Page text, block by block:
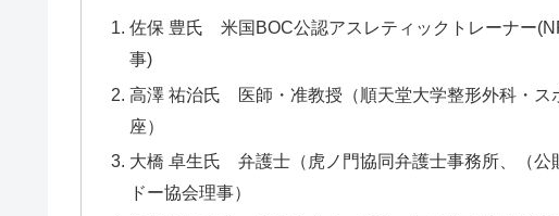
佐保 豊氏 米国BOC公認アスレティックトレーナー
事)
高澤 祐治氏 医師・准教授（順天堂大学整形外科・ス
座）
大橋 卓生氏 弁護士（虎ノ門協同弁護士事務所、（公
ドー協会理事）